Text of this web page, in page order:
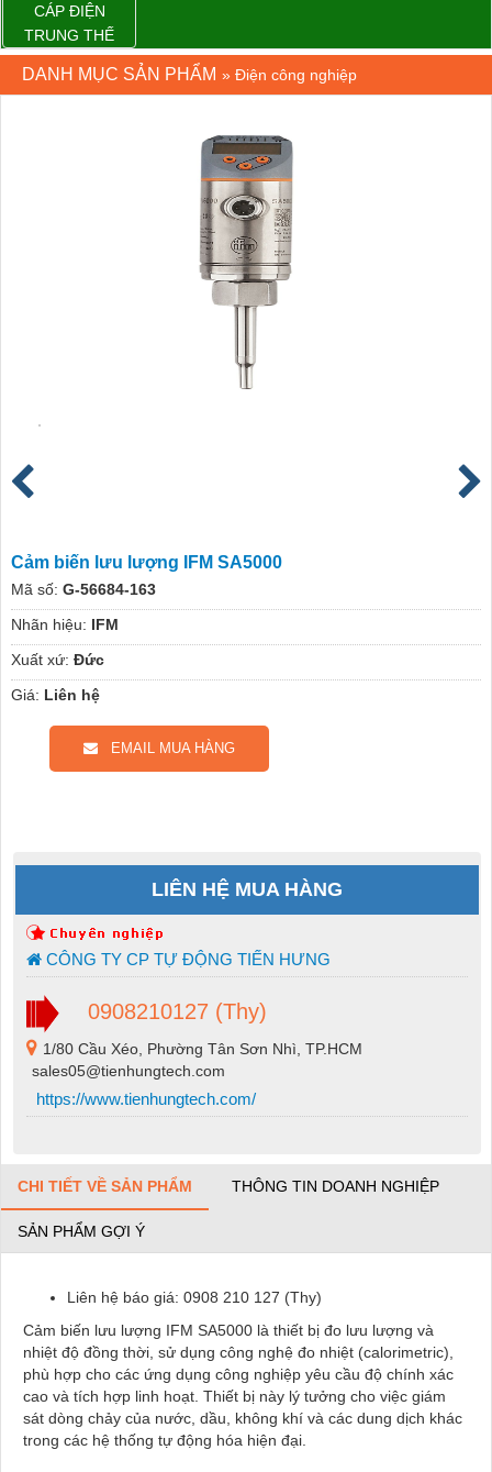
CÁP ĐIỆN
TRUNG THẾ
DANH MỤC SẢN PHẨM » Điện công nghiệp
Cảm biến lưu lượng IFM SA5000
Mã số: G-56684-163
Nhãn hiệu: IFM
Xuất xứ: Đức
Giá: Liên hệ
EMAIL MUA HÀNG
LIÊN HỆ MUA HÀNG
CÔNG TY CP TỰ ĐỘNG TIẾN HƯNG
0908210127 (Thy)
1/80 Cầu Xéo, Phường Tân Sơn Nhì, TP.HCM
sales05@tienhungtech.com
https://www.tienhungtech.com/
CHI TIẾT VỀ SẢN PHẨM THÔNG TIN DOANH NGHIỆP
SẢN PHẨM GỢI Ý
Liên hệ báo giá: 0908 210 127 (Thy)
Cảm biến lưu lượng IFM SA5000 là thiết bị đo lưu lượng và
nhiệt độ đồng thời, sử dụng công nghệ đo nhiệt (calorimetric),
phù hợp cho các ứng dụng công nghiệp yêu cầu độ chính xác
cao và tích hợp linh hoạt. Thiết bị này lý tưởng cho việc giám
sát dòng chảy của nước, dầu, không khí và các dung dịch khác
trong các hệ thống tự động hóa hiện đại.